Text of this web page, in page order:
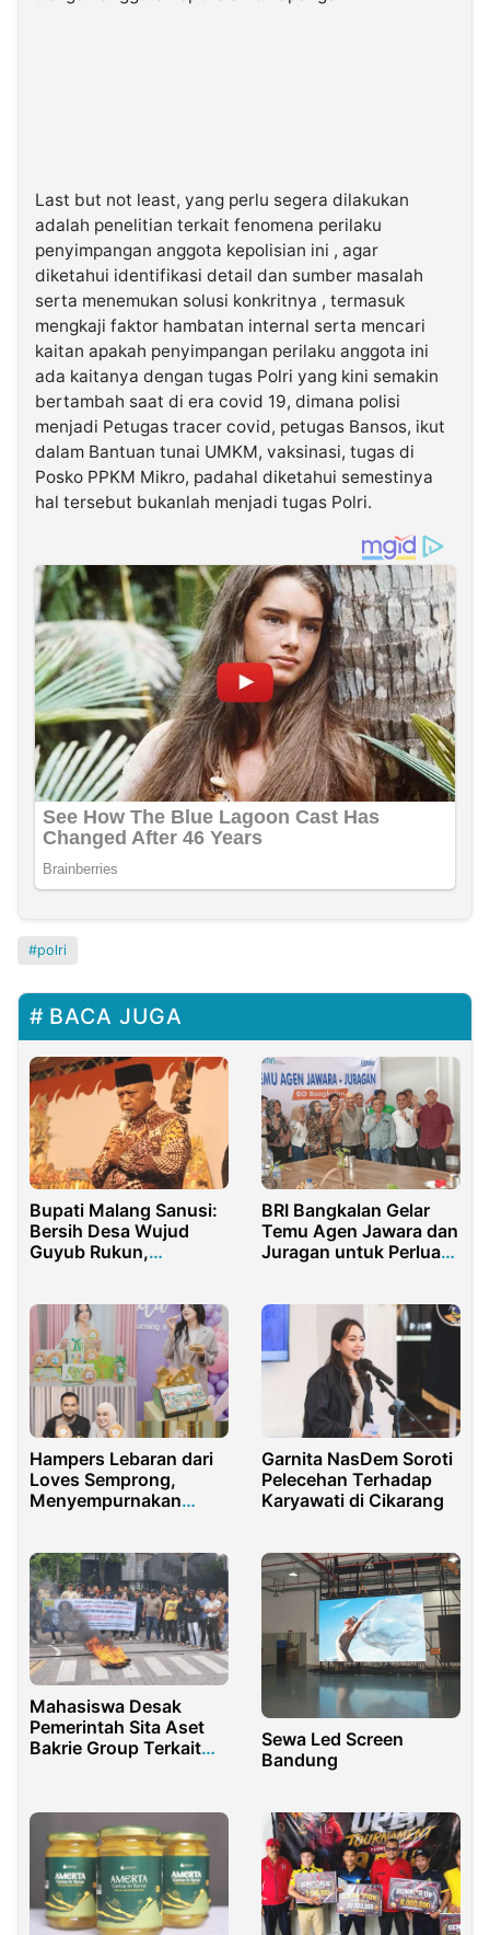
Last but not least, yang perlu segera dilakukan
adalah penelitian terkait fenomena perilaku
penyimpangan anggota kepolisian ini , agar
diketahui identifikasi detail dan sumber masalah
serta menemukan solusi konkritnya , termasuk
mengkaji faktor hambatan internal serta mencari
kaitan apakah penyimpangan perilaku anggota ini
ada kaitanya dengan tugas Polri yang kini semakin
bertambah saat di era covid 19, dimana polisi
menjadi Petugas tracer covid, petugas Bansos, ikut
dalam Bantuan tunai UMKM, vaksinasi, tugas di
Posko PPKM Mikro, padahal diketahui semestinya
hal tersebut bukanlah menjadi tugas Polri.
polri
BACA JUGA
Bupati Malang Sanusi:
Bersih Desa Wujud
Guyub Rukun,
Digenjot
BRI Bangkalan Gelar
Temu Agen Jawara dan
Juragan untuk Perluas
Hampers Lebaran dari
Loves Semprong,
Menyempurnakan
Garnita NasDem Soroti
Pelecehan Terhadap
Karyawati di Cikarang
Mahasiswa Desak
Pemerintah Sita Aset
Bakrie Group Terkait
Sewa Led Screen
Bandung